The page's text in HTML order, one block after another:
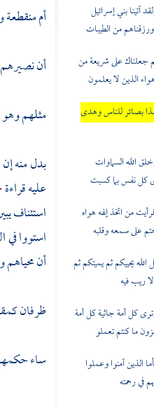
آتينا بني إسرائيل
من الطيبات
جعلناك على شريعة من
الذين لا يعلمون
بصائر للناس وهدى
الله السماوات
كل نفس بما كسبت
من اتخذ إلهه هواه
على سمعه وقلبه
الله يحييكم ثم يميتكم ثم
ريب فيه
كل أمة جاثية كل أمة
ما كنتم تعملو
الذين آمنوا وعملوا
في رحمته
أم منقطعة
أن
مثلهم
بدل منه
عليه قراءة
استئناف
استووا في
أن محياهم
ظرفان
ساء